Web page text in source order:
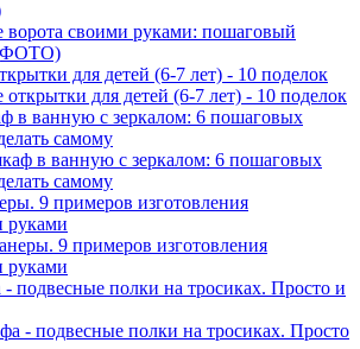
для детей (6-7 лет) - 10 поделок
в ванную с зеркалом: 6 пошаговых
самому
9 примеров изготовления
руками
подвесные полки на тросиках. Просто и